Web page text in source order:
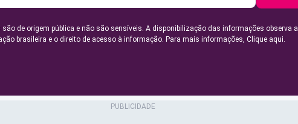
de origem pública e não são sensíveis. A disponibilização das informações observa a
brasileira e o direito de acesso à informação. Para mais informações, Clique aqui.